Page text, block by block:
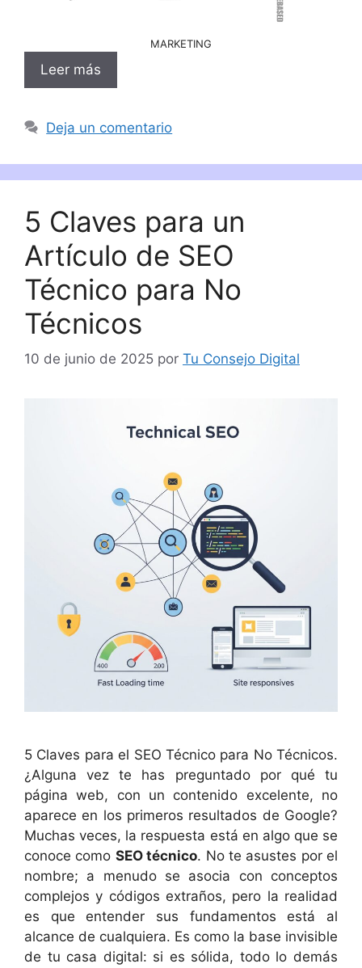
MARKETING
Leer más
Deja un comentario
5 Claves para un
Artículo de SEO
Técnico para No
Técnicos
10 de junio de 2025 por Tu Consejo Digital
5 Claves para el SEO Técnico para No Técnicos.
¿Alguna vez te has preguntado por qué tu
página web, con un contenido excelente, no
aparece en los primeros resultados de Google?
Muchas veces, la respuesta está en algo que se
conoce como SEO técnico. No te asustes por el
nombre; a menudo se asocia con conceptos
complejos y códigos extraños, pero la realidad
es que entender sus fundamentos está al
alcance de cualquiera. Es como la base invisible
de tu casa digital: si es sólida, todo lo demás